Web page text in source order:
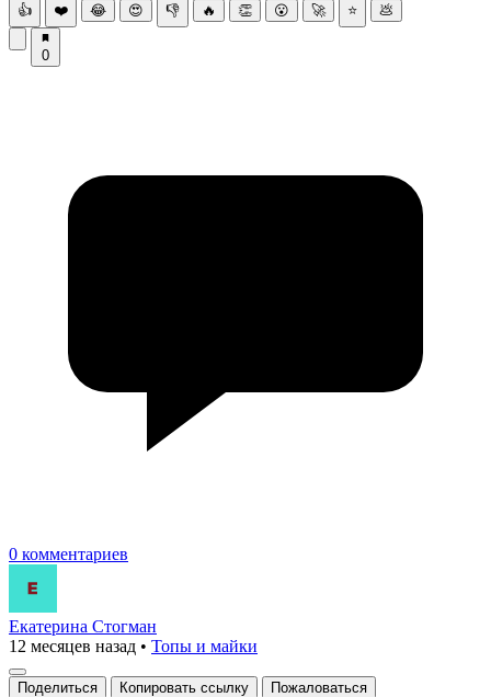
👍 ❤️ 😂 😍 👎 🔥 👏 😮 🚀 ⭐ 💩
0
0 комментариев
Екатерина Стогман
12 месяцев назад • Топы и майки
Поделиться Копировать ссылку Пожаловаться